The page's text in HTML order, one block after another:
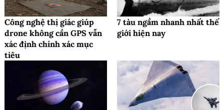
Công nghệ thị giác giúp
drone không cần GPS vẫn
xác định chính xác mục
tiêu
7 tàu ngầm nhanh nhất thế
giới hiện nay